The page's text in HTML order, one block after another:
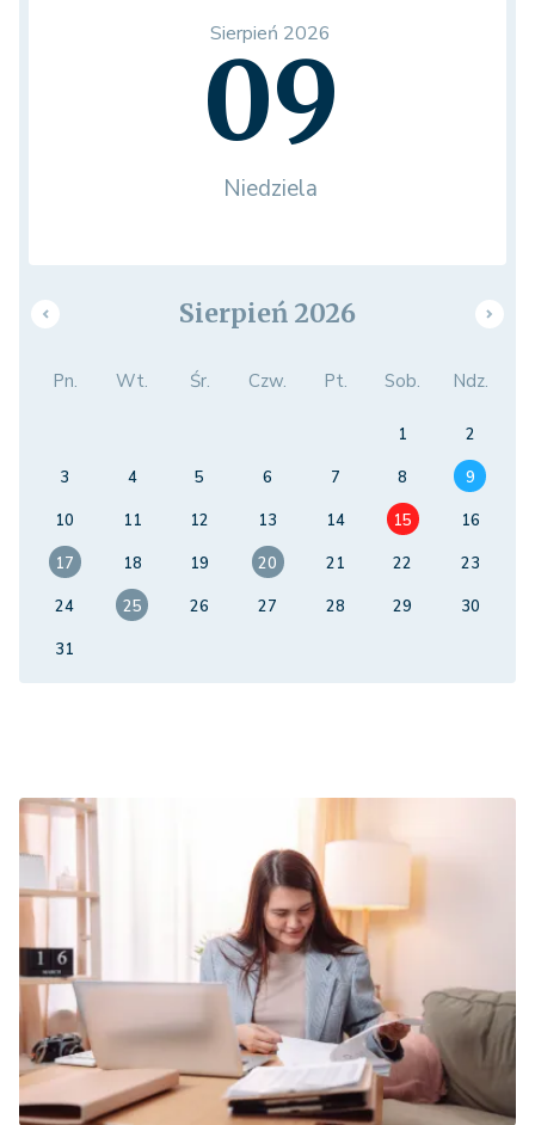
Sierpień 2026
09
Niedziela
Sierpień 2026
Pn. Wt. Śr. Czw. Pt. Sob. Ndz.
1
2
3
4 5 6 7 8
9
10
11 12 13 14 15
16
17
18 19 20 21 22
23
24
25 26 27 28 29
30
31